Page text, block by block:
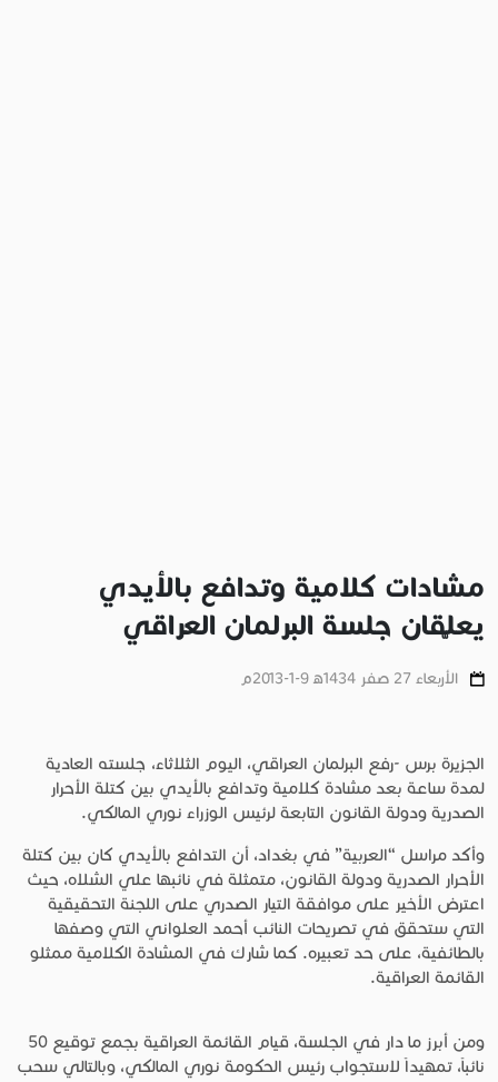
مشادات كلامية وتدافع بالأيدي
يعلّقان جلسة البرلمان العراقي
الأربعاء 27 صفر 1434ﻫ 9-1-2013م
الجزيرة برس -رفع البرلمان العراقي، اليوم الثلاثاء، جلسته العادية
لمدة ساعة بعد مشادة كلامية وتدافع بالأيدي بين كتلة الأحرار
الصدرية ودولة القانون التابعة لرئيس الوزراء نوري المالكي.
وأكد مراسل “العربية” في بغداد، أن التدافع بالأيدي كان بين كتلة
الأحرار الصدرية ودولة القانون، متمثلة في نائبها علي الشلاه، حيث
اعترض الأخير على موافقة التيار الصدري على اللجنة التحقيقية
التي ستحقق في تصريحات النائب أحمد العلواني التي وصفها
بالطائفية، على حد تعبيره. كما شارك في المشادة الكلامية ممثلو
القائمة العراقية.
ومن أبرز ما دار في الجلسة، قيام القائمة العراقية بجمع توقيع 50
نائباً، تمهيداً لاستجواب رئيس الحكومة نوري المالكي، وبالتالي سحب